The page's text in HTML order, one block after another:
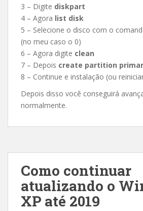
3 – Digite diskpart
4 – Agora list disk
5 – Selecione o disco com o
(no meu caso o 0)
6 – Agora digite clean
7 – Depois create partition
8 – Continue e instalação (ou
Depois disso você conseguirá
normalmente.
Como continuar
atualizando o
XP até 2019